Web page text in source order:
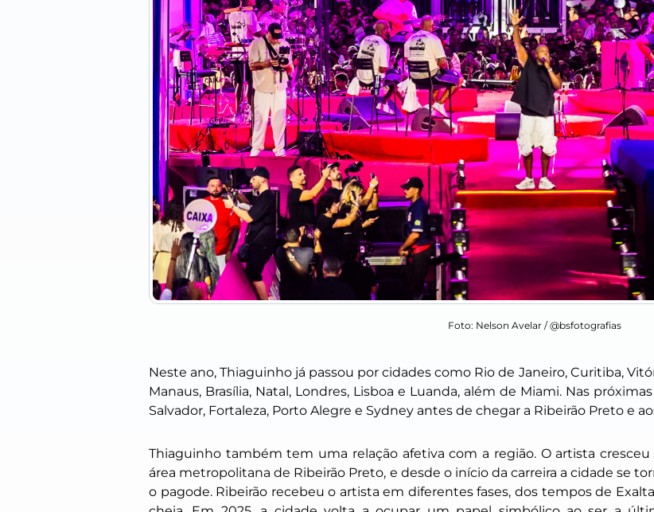
Foto: Nelson Avelar / @bsfotografias
Neste ano, Thiaguinho já passou por cidades como Rio de Janeiro, Curitiba,
Manaus, Brasília, Natal, Londres, Lisboa e Luanda, além de Miami. Nas
Salvador, Fortaleza, Porto Alegre e Sydney antes de chegar a Ribeirão Preto e
Thiaguinho também tem uma relação afetiva com a região. O artista
área metropolitana de Ribeirão Preto, e desde o início da carreira a cidade se
o pagode. Ribeirão recebeu o artista em diferentes fases, dos tempos de